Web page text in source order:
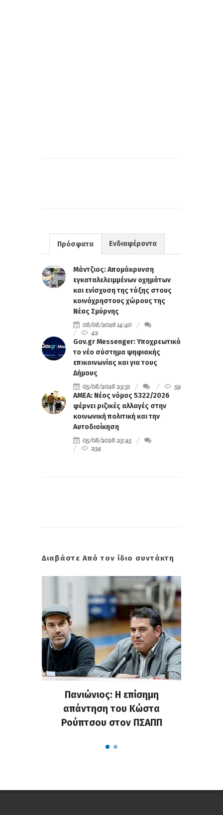
Πρόσφατα Ενδιαφέροντα
Μάντζιος: Απομάκρυνση
εγκαταλελειμμένων οχημάτων
και ενίσχυση της τάξης στους
κοινόχρηστους χώρους της
Νέας Σμύρνης
06/08/2026 14:40
42
Gov.gr Messenger: Υποχρεωτικό
το νέο σύστημα ψηφιακής
επικοινωνίας και για τους
Δήμους
05/08/2026 23:51
59
ΑΜΕΑ: Νέος νόμος 5322/2026
φέρνει ριζικές αλλαγές στην
κοινωνική πολιτική και την
Αυτοδιοίκηση
05/08/2026 23:45
234
Διαβάστε Από τον ίδιο συντάκτη
Πανιώνιος: Η επίσημη
απάντηση του Κώστα
Ρούπτσου στον ΠΣΑΠΠ